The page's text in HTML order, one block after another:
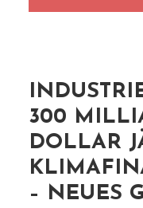
300
DOLLAR
– NEUES